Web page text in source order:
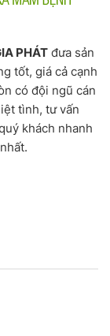
PHÁT đưa sản
tốt, giá cả cạnh
có đội ngũ cán
tình, tư vấn
khách nhanh